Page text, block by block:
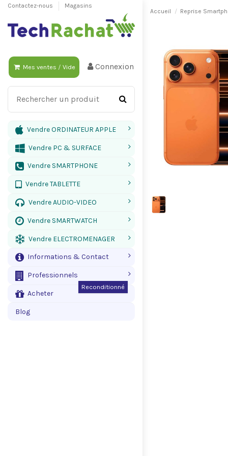
Contactez-nous Magasins
Mes ventes / Vide Connexion
Vendre ORDINATEUR APPLE
Vendre PC & SURFACE
Vendre SMARTPHONE
Vendre TABLETTE
Vendre AUDIO-VIDEO
Vendre SMARTWATCH
Vendre ELECTROMENAGER
Informations & Contact
Professionnels
Acheter
Reconditionné
Blog
Accueil Reprise